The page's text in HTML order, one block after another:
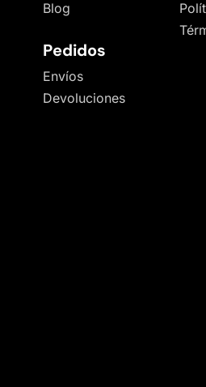
Blog
Pedidos
Envíos
Devoluciones